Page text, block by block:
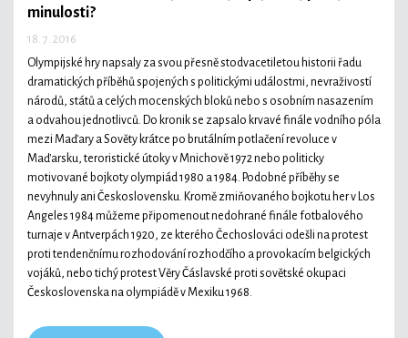
minulosti?
18. 7. 2016
Olympijské hry napsaly za svou přesně stodvacetiletou historii řadu
dramatických příběhů spojených s politickými událostmi, nevraživostí
národů, států a celých mocenských bloků nebo s osobním nasazením
a odvahou jednotlivců. Do kronik se zapsalo krvavé finále vodního póla
mezi Maďary a Sověty krátce po brutálním potlačení revoluce v
Maďarsku, teroristické útoky v Mnichově 1972 nebo politicky
motivované bojkoty olympiád 1980 a 1984. Podobné příběhy se
nevyhnuly ani Československu. Kromě zmiňovaného bojkotu her v Los
Angeles 1984 můžeme připomenout nedohrané finále fotbalového
turnaje v Antverpách 1920, ze kterého Čechoslováci odešli na protest
proti tendenčnímu rozhodování rozhodčího a provokacím belgických
vojáků, nebo tichý protest Věry Čáslavské proti sovětské okupaci
Československa na olympiádě v Mexiku 1968.